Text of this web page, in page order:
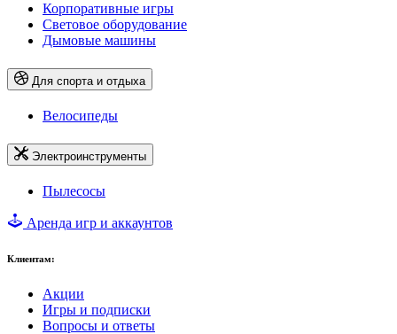
Корпоративные игры
Световое оборудование
Дымовые машины
Для спорта и отдыха
Велосипеды
Электроинструменты
Пылесосы
Аренда игр и аккаунтов
Клиентам:
Акции
Игры и подписки
Вопросы и ответы